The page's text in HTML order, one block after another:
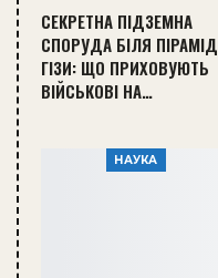
СЕКРЕТНА ПІДЗЕМНА
СПОРУДА БІЛЯ ПІРАМІД
ГІЗИ: ЩО ПРИХОВУЮТЬ
ВІЙСЬКОВІ НА…
НАУКА